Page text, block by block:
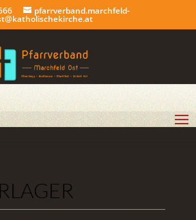
pfarrverband.marchfeld-